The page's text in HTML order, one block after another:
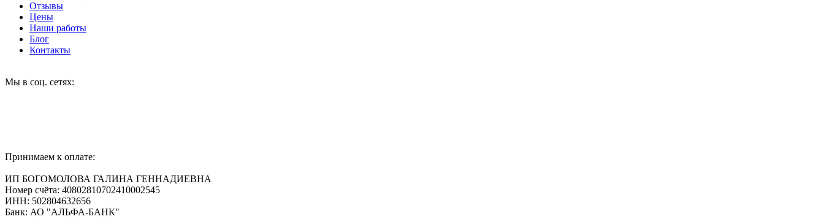
Отзывы
Цены
Наши работы
Блог
Контакты
Мы в соц. сетях:
Принимаем к оплате:
ИП БОГОМОЛОВА ГАЛИНА ГЕННАДИЕВНА
Номер счёта: 40802810702410002545
ИНН: 502804632656
Банк: АО "АЛЬФА-БАНК"